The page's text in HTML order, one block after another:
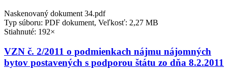
Naskenovaný dokument 34.pdf
Typ súboru: PDF dokument, Veľkosť: 2,27 MB
Stiahnuté: 192×
VZN č. 2/2011 o podmienkach nájmu nájomných
bytov postavených s podporou štátu zo dňa 8.2.2011